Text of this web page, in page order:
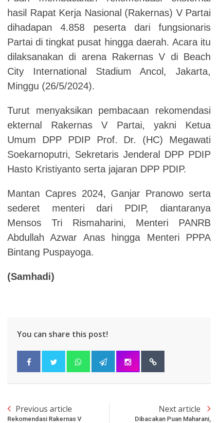
hasil Rapat Kerja Nasional (Rakernas) V Partai
dihadapan 4.858 peserta dari fungsionaris
Partai di tingkat pusat hingga daerah. Acara itu
dilaksanakan di arena Rakernas V di Beach
City International Stadium Ancol, Jakarta,
Minggu (26/5/2024).
Turut menyaksikan pembacaan rekomendasi
ekternal Rakernas V Partai, yakni Ketua
Umum DPP PDIP Prof. Dr. (HC) Megawati
Soekarnoputri, Sekretaris Jenderal DPP PDIP
Hasto Kristiyanto serta jajaran DPP PDIP.
Mantan Capres 2024, Ganjar Pranowo serta
sederet menteri dari PDIP, diantaranya
Mensos Tri Rismaharini, Menteri PANRB
Abdullah Azwar Anas hingga Menteri PPPA
Bintang Puspayoga.
(Samhadi)
You can share this post!
Previous article
Rekomendasi Rakernas V
Next article
Dibacakan Puan Maharani,